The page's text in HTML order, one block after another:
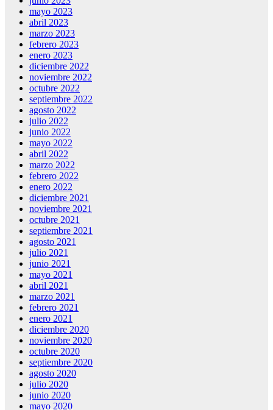
mayo 2023
abril 2023
marzo 2023
febrero 2023
enero 2023
diciembre 2022
noviembre 2022
octubre 2022
septiembre 2022
agosto 2022
julio 2022
junio 2022
mayo 2022
abril 2022
marzo 2022
febrero 2022
enero 2022
diciembre 2021
noviembre 2021
octubre 2021
septiembre 2021
agosto 2021
julio 2021
junio 2021
mayo 2021
abril 2021
marzo 2021
febrero 2021
enero 2021
diciembre 2020
noviembre 2020
octubre 2020
septiembre 2020
agosto 2020
julio 2020
junio 2020
mayo 2020